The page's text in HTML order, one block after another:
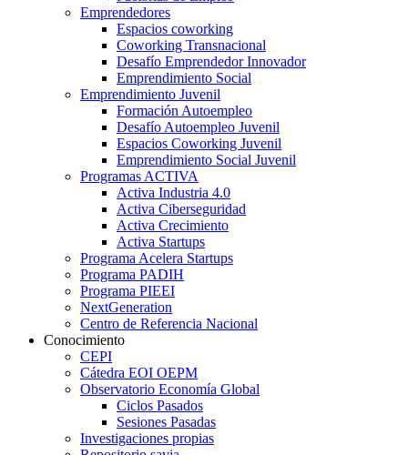
Emprendedores
Espacios coworking
Coworking Transnacional
Desafío Emprendedor Innovador
Emprendimiento Social
Emprendimiento Juvenil
Formación Autoempleo
Desafío Autoempleo Juvenil
Espacios Coworking Juvenil
Emprendimiento Social Juvenil
Programas ACTIVA
Activa Industria 4.0
Activa Ciberseguridad
Activa Crecimiento
Activa Startups
Programa Acelera Startups
Programa PADIH
Programa PIEEI
NextGeneration
Centro de Referencia Nacional
Conocimiento
CEPI
Cátedra EOI OEPM
Observatorio Economía Global
Ciclos Pasados
Sesiones Pasadas
Investigaciones propias